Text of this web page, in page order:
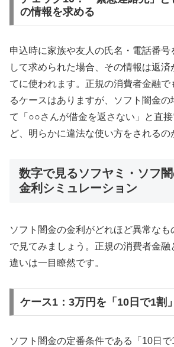
の情報を求める
申込時に家族や友人の氏名・電話番号
して求められた場合、その情報は返
てに使われます。正規の消費者金融で
るケースはありますが、ソフト闇金の
て「○○さんが借金を返さない」と直
ど、明らかに違法な使い方をされるの
数字で見るソフヤミ・ソフ闇
金利シミュレーション
ソフト闇金の金利がどれほど異常な
で見てみましょう。正規の消費者金
違いは一目瞭然です。
ケース1：3万円を「10日で1割
ソフト闇金の定番条件である「10日